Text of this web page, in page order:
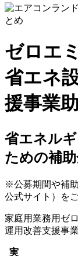
ゼロエ
省エネ
援事業
省エネル
ための補助
※公募期間や補
公式サイト）を
家庭用業務用 ゼ
運用改善支援事
実